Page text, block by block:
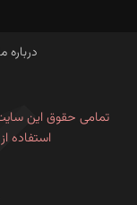
درباره
تمامی حقوق این
استفاده